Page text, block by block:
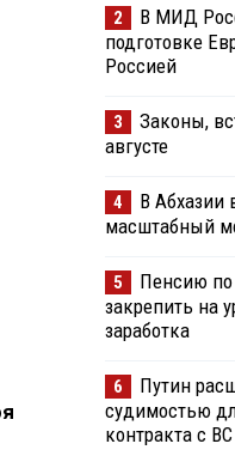
2
В МИД
подготовке
Россией
3
Законы,
августе
4
В Абхазии
масштабный
5
Пенсию по
закрепить на
заработка
6
Путин
судимостью
контракта с